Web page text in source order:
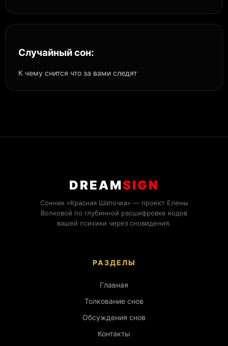
Случайный сон:
К чему снится что за вами следят
DREAMSIGN
Сонник «Красная Шапочка» — проект Елены
Волковой по глубинной расшифровке кодов
вашей психики через сновидения.
РАЗДЕЛЫ
Главная
Толкование снов
Обсуждения снов
Контакты